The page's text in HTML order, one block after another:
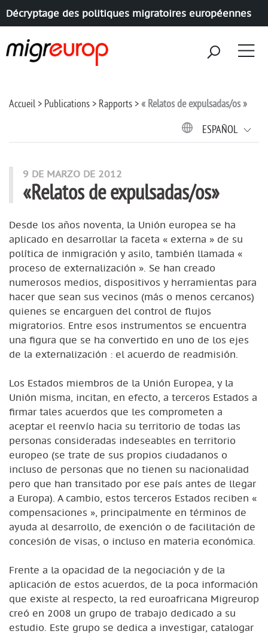
Décryptage des politiques migratoires européennes
Accueil Publications Rapports
« Relatos de expulsadas/os »
ESPAÑOL
9 DE MARZO DE 2012
«Relatos de expulsadas/os»
Desde los años noventa, la Unión europea se ha
aplicado en desarrollar la faceta « externa » de su
política de inmigración y asilo, también llamada «
proceso de externalización ». Se han creado
numerosos medios, dispositivos y herramientas para
hacer que sean sus vecinos (más o menos cercanos)
quienes se encarguen del control de flujos
migratorios. Entre esos instrumentos se encuentra
una figura que se ha convertido en uno de los ejes
de la externalización : el acuerdo de readmisión.
Los Estados miembros de la Unión Europea, y la
Unión misma, incitan, en efecto, a terceros Estados a
firmar tales acuerdos que les comprometen a
aceptar el reenvío hacia su territorio de todas las
personas consideradas indeseables en territorio
europeo (se trate de sus propios ciudadanos o
incluso de personas que no tienen su nacionalidad
pero que han transitado por ese país antes de llegar
a Europa). A cambio, estos terceros Estados reciben «
compensaciones », principalmente en términos de
ayuda al desarrollo, de exención o de facilitación de
concesión de visas, o incluso en materia económica.
Frente a la opacidad de la negociación y de la
aplicación de estos acuerdos, de la poca información
que existe al respecto, la red euroafricana Migreurop
creó en 2008 un grupo de trabajo dedicado a su
estudio. Este grupo se dedica a investigar, catalogar